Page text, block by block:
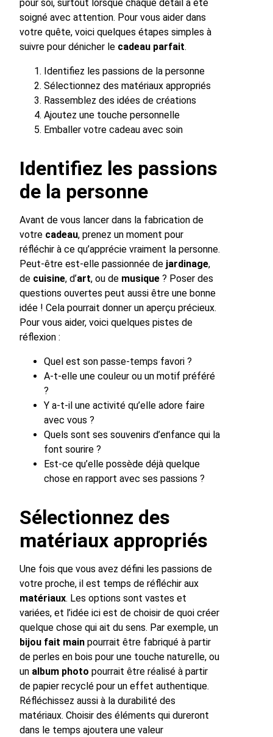
pour soi, surtout lorsque chaque détail a été
soigné avec attention. Pour vous aider dans
votre quête, voici quelques étapes simples à
suivre pour dénicher le cadeau parfait.
Identifiez les passions de la personne
Sélectionnez des matériaux appropriés
Rassemblez des idées de créations
Ajoutez une touche personnelle
Emballer votre cadeau avec soin
Identifiez les passions
de la personne
Avant de vous lancer dans la fabrication de
votre cadeau, prenez un moment pour
réfléchir à ce qu’apprécie vraiment la personne.
Peut-être est-elle passionnée de jardinage,
de cuisine, d’art, ou de musique ? Poser des
questions ouvertes peut aussi être une bonne
idée ! Cela pourrait donner un aperçu précieux.
Pour vous aider, voici quelques pistes de
réflexion :
Quel est son passe-temps favori ?
A-t-elle une couleur ou un motif préféré
?
Y a-t-il une activité qu’elle adore faire
avec vous ?
Quels sont ses souvenirs d’enfance qui la
font sourire ?
Est-ce qu’elle possède déjà quelque
chose en rapport avec ses passions ?
Sélectionnez des
matériaux appropriés
Une fois que vous avez défini les passions de
votre proche, il est temps de réfléchir aux
matériaux. Les options sont vastes et
variées, et l’idée ici est de choisir de quoi créer
quelque chose qui ait du sens. Par exemple, un
bijou fait main pourrait être fabriqué à partir
de perles en bois pour une touche naturelle, ou
un album photo pourrait être réalisé à partir
de papier recyclé pour un effet authentique.
Réfléchissez aussi à la durabilité des
matériaux. Choisir des éléments qui dureront
dans le temps ajoutera une valeur